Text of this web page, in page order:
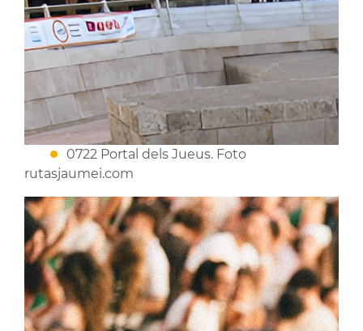
0722 Portal dels Jueus. Foto
rutasjaumei.com